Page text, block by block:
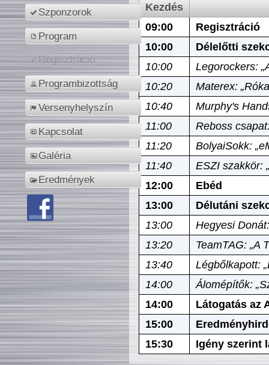
Szponzorok
Program
Regisztráció
Programbizottság
Versenyhelyszín
Kapcsolat
Galéria
Eredmények
Kezdés
09:00
Regisztráció
10:00
Délelőtti
10:00
Legorockers:
10:20
Materex:
10:40
Murphy's
11:00
Reboss
11:20
BolyaiSokk:
11:40
ESZI szakkör:
12:00
Ebéd
13:00
Délutáni
13:00
Hegyesi
13:20
TeamTAG: „A
13:40
Légbőlkapott:
14:00
Álomépítők:
14:00
Látogatás az
15:00
15:30
Igény szerint